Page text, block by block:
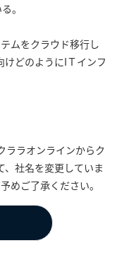
。
ムをクラウド移行し
どのようにIＴインフ
ラオンラインからク
、社名を変更していま
めご了承ください。